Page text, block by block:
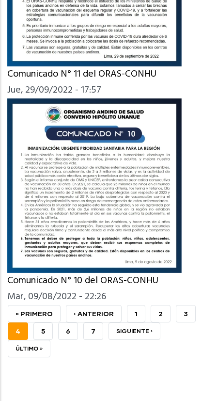
Comunicado N° 11 del ORAS-CONHU
Jue, 29/09/2022 - 17:57
Comunicado N° 10 del ORAS-CONHU
Mar, 09/08/2022 - 22:26
PRIMERA
PÁGINA
« PRIMERO
PÁGINA
ANTERIOR
‹ ANTERIOR PAGE
1 PAGE
2 PAGE
3
PÁGINA
ACTUAL
4 PAGE
5 PAGE
6 PAGE
7 SIGUIENTE
SIGUIENTE ›
ÚLTIMA
ÚLTIMO »